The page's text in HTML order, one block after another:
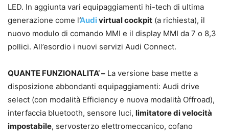
LED. In aggiunta vari equipaggiamenti hi-tech di ultima
generazione come l’Audivirtual cockpit (a richiesta), il
nuovo modulo di comando MMI e il display MMI da 7 o 8,3
pollici. All’esordio i nuovi servizi Audi Connect.
QUANTE FUNZIONALITA’ – La versione base mette a
disposizione abbondanti equipaggiamenti: Audi drive
select (con modalità Efficiency e nuova modalità Offroad),
interfaccia bluetooth, sensore luci, limitatore di velocità
impostabile, servosterzo elettromeccanico, cofano